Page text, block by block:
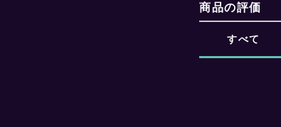
商品の評価
すべて